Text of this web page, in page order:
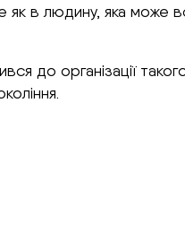
в людину, яка може
до організації